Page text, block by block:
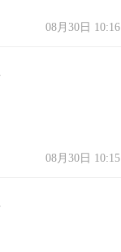
08月30日 10:16
08月30日 10:15